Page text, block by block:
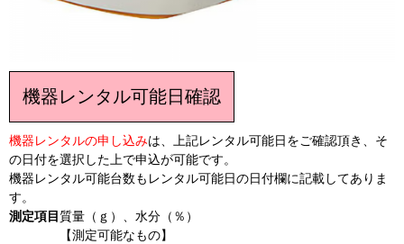
機器レンタル可能日確認
機器レンタルの申し込みは、上記レンタル可能日をご確認頂き、そ
の日付を選択した上で申込が可能です。
機器レンタル可能台数もレンタル可能日の日付欄に記載してありま
す。
測定項目質量（ｇ）、水分（％）
【測定可能なもの】